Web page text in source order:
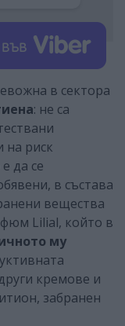
в сектора
: не са
на риск
да се
в състава
вещества
Lilial, който в
му
кремове и
забранен